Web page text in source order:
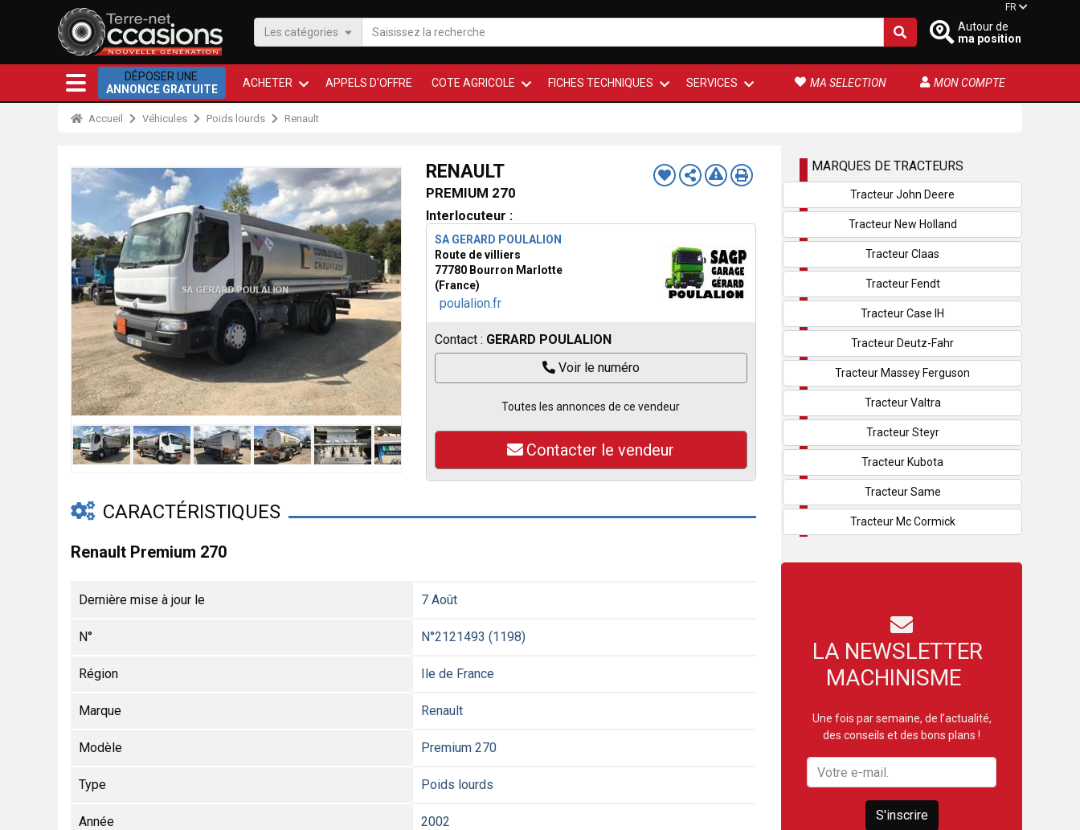
Les catégories
Autour de
ma position
FR
DÉPOSER UNE
ANNONCE GRATUITE
ACHETER APPELS D'OFFRE COTE AGRICOLE FICHES TECHNIQUES SERVICES MA SELECTION MON COMPTE
Accueil Véhicules Poids lourds Renault
RENAULT
PREMIUM 270
Interlocuteur :
SA GERARD POULALION
Route de villiers
77780 Bourron Marlotte
(France)
poulalion.fr
Contact : GERARD POULALION
Voir le numéro
Toutes les annonces de ce vendeur
Contacter le vendeur
CARACTÉRISTIQUES
Renault Premium 270
Dernière mise à jour le 7 Août
N° N°2121493 (1198)
Région Ile de France
Marque Renault
Modèle Premium 270
Type Poids lourds
Année 2002
MARQUES DE TRACTEURS
Tracteur John Deere
Tracteur New Holland
Tracteur Claas
Tracteur Fendt
Tracteur Case IH
Tracteur Deutz-Fahr
Tracteur Massey Ferguson
Tracteur Valtra
Tracteur Steyr
Tracteur Kubota
Tracteur Same
Tracteur Mc Cormick
LA NEWSLETTER
MACHINISME
Une fois par semaine, de l’actualité,
des conseils et des bons plans !
S'inscrire